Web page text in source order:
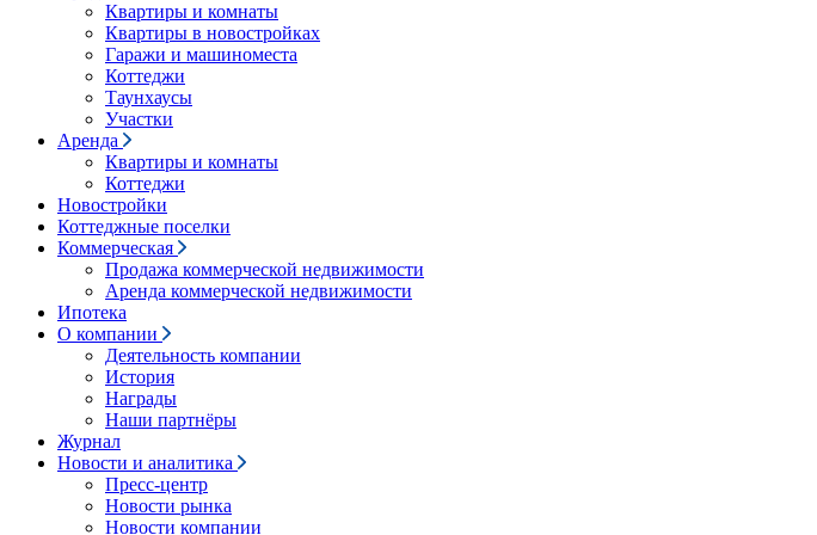
Квартиры и комнаты
Квартиры в новостройках
Гаражи и машиноместа
Коттеджи
Таунхаусы
Участки
Аренда
Квартиры и комнаты
Коттеджи
Новостройки
Коттеджные поселки
Коммерческая
Продажа коммерческой недвижимости
Аренда коммерческой недвижимости
Ипотека
О компании
Деятельность компании
История
Награды
Наши партнёры
Журнал
Новости и аналитика
Пресс-центр
Новости рынка
Новости компании